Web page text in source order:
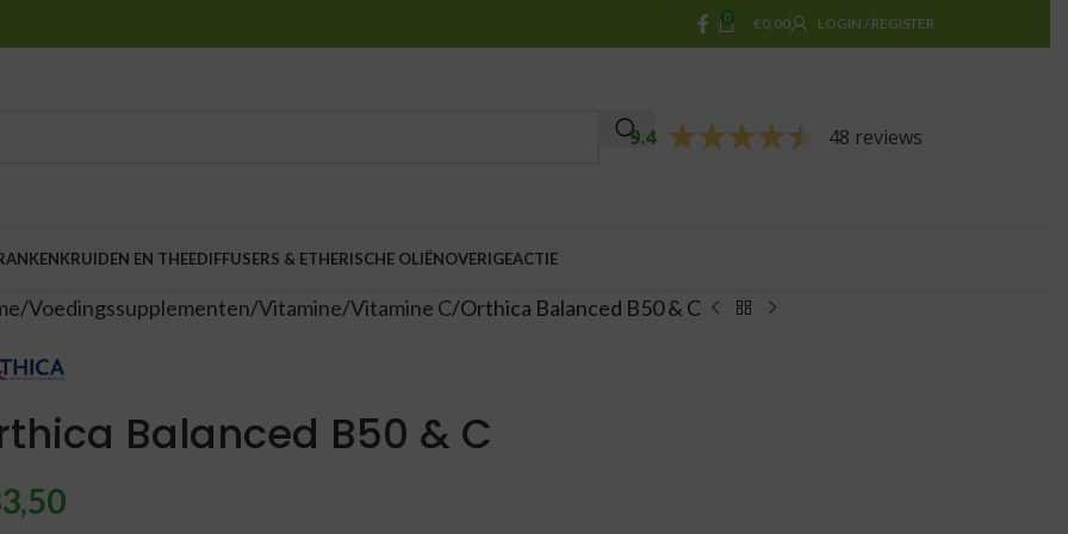
0 €0,00 LOGIN / REGISTER
9.4 48 reviews
KRUIDEN EN THEEDIFFUSERS & ETHERISCHE OLIËNOVERIGEACTIE
Voedingssupplementen Vitamine Vitamine C Orthica Balanced B50 & C
Balanced B50 & C